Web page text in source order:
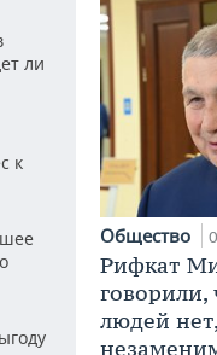
ли
к
Общество
Рифкат
людей